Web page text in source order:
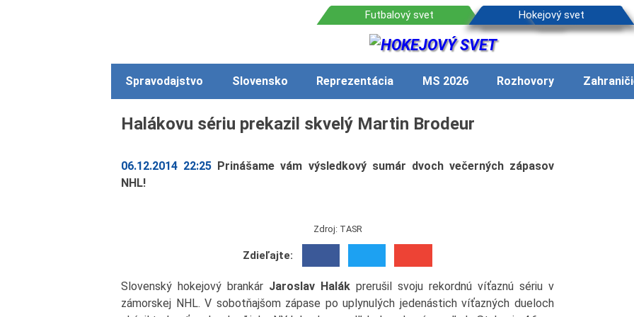
Spravodajstvo Slovensko Reprezentácia MS 2026 Rozhovory
Halákovu sériu prekazil skvelý Martin Brodeur
06.12.2014 22:25 Prinášame vám výsledkový sumár dvoch večerných zápasov
NHL!
Zdroj: TASR
Zdieľajte:
Slovenský hokejový brankár Jaroslav Halák prerušil svoju rekordnú víťaznú sériu v
zámorskej NHL. V sobotňajšom zápase po uplynulých jedenástich víťazných dueloch